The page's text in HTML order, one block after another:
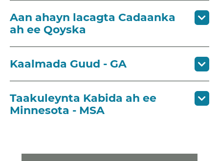
Aan ahayn lacagta Cadaanka
ah ee Qoyska
Kaalmada Guud - GA
Taakuleynta Kabida ah ee
Minnesota - MSA